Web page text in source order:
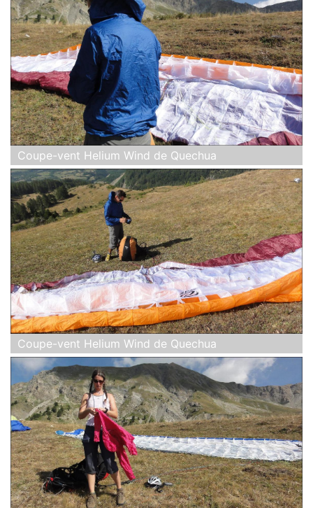
Coupe-vent Helium Wind de Quechua
Coupe-vent Helium Wind de Quechua